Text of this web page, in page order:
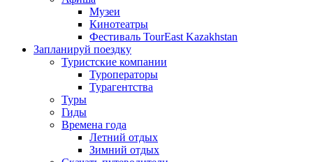
Музеи
Кинотеатры
Фестиваль TourEast Kazakhstan
Запланируй поездку
Туристские компании
Туроператоры
Турагентства
Туры
Гиды
Времена года
Летний отдых
Зимний отдых